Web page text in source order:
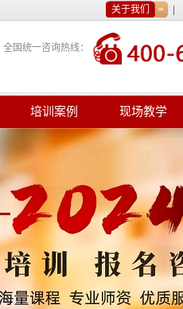
关于我们
全国统一咨询热线：
培训案例 现场教学